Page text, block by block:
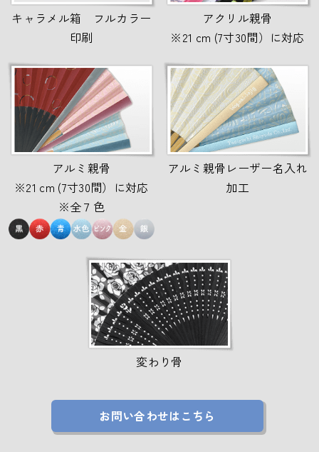
キャラメル箱 フルカラー
印刷
アクリル親骨
※21 cm (7寸30間）に対応
アルミ親骨
※21 cm (7寸30間）に対応
※全７色
アルミ親骨レーザー名入れ
加工
変わり骨
お問い合わせはこちら